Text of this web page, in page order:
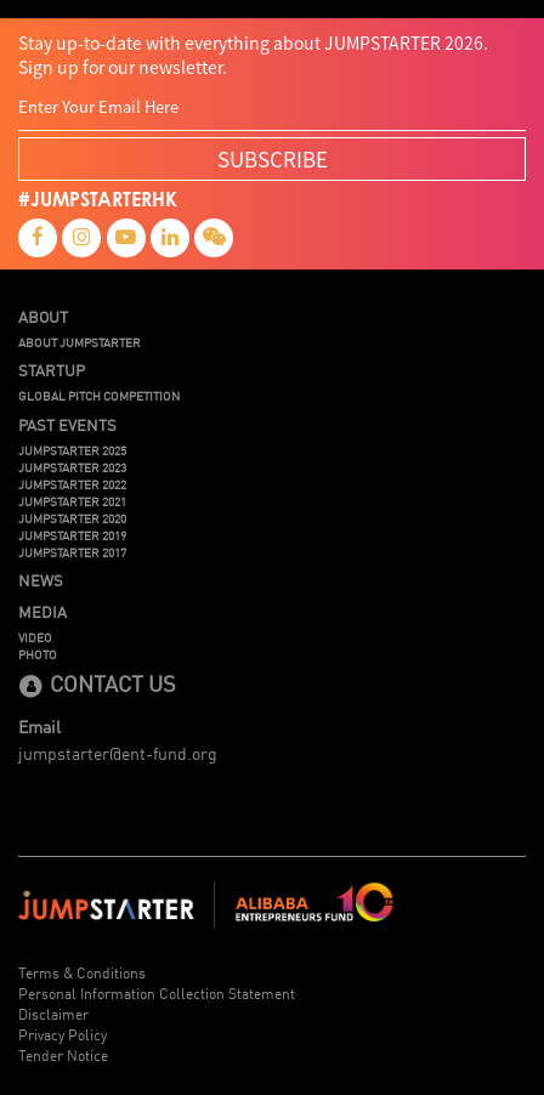
Stay up-to-date with everything about JUMPSTARTER 2026.
Sign up for our newsletter.
SUBSCRIBE
#JUMPSTARTERHK
ABOUT
ABOUT JUMPSTARTER
STARTUP
GLOBAL PITCH COMPETITION
PAST EVENTS
JUMPSTARTER 2025
JUMPSTARTER 2023
JUMPSTARTER 2022
JUMPSTARTER 2021
JUMPSTARTER 2020
JUMPSTARTER 2019
JUMPSTARTER 2017
NEWS
MEDIA
VIDEO
PHOTO
CONTACT US
Email
jumpstarter@ent-fund.org
Terms & Conditions
Personal Information Collection Statement
Disclaimer
Privacy Policy
Tender Notice